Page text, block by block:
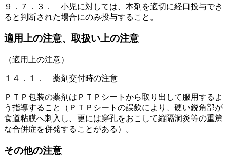
９．７．３． 小児に対しては、本剤を適切に経口投与でき
ると判断された場合にのみ投与すること。
適用上の注意、取扱い上の注意
（適用上の注意）
１４．１． 薬剤交付時の注意
ＰＴＰ包装の薬剤はＰＴＰシートから取り出して服用するよ
う指導すること（ＰＴＰシートの誤飲により、硬い鋭角部が
食道粘膜へ刺入し、更には穿孔をおこして縦隔洞炎等の重篤
な合併症を併発することがある）。
その他の注意